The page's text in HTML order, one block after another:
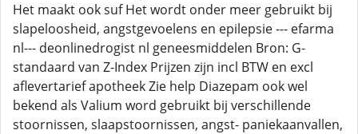
Het maakt ook suf Het wordt onder meer gebruikt bij
slapeloosheid, angstgevoelens en epilepsie --- efarma
nl--- deonlinedrogist nl geneesmiddelen Bron: G-
standaard van Z-Index Prijzen zijn incl BTW en excl
aflevertarief apotheek Zie help Diazepam ook wel
bekend als Valium word gebruikt bij verschillende
stoornissen, slaapstoornissen, angst- paniekaanvallen,